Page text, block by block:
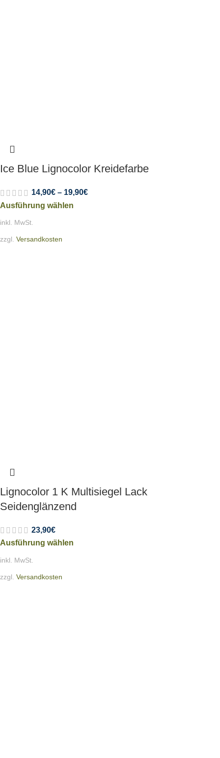
Ice Blue Lignocolor Kreidefarbe
14,90€ – 19,90€
Ausführung wählen
inkl. MwSt.
zzgl. Versandkosten
Lignocolor 1 K Multisiegel Lack
Seidenglänzend
23,90€
Ausführung wählen
inkl. MwSt.
zzgl. Versandkosten